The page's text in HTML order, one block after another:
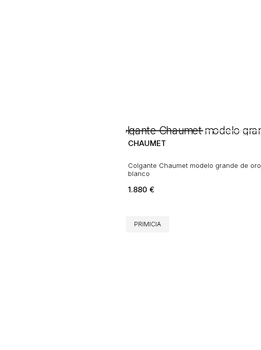
CHAUMET
Colgante Chaumet modelo grande de oro
blanco
1.880 €
PRIMICIA